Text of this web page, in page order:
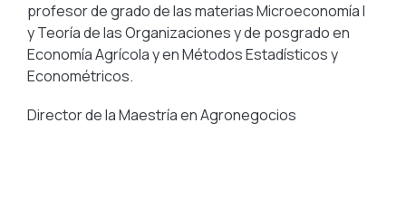
profesor de grado de las materias Microeconomía I
y Teoría de las Organizaciones y de posgrado en
Economía Agrícola y en Métodos Estadísticos y
Econométricos.
Director de la Maestría en Agronegocios